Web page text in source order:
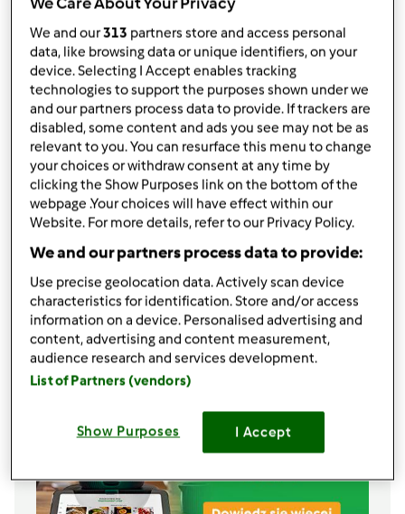
3jajka
10g proszku do pieczenia
450g mrożonego szpinaku
200gmąki tortowej
200gcukru
masa:
500g śmietany kremowej 30%
śmietanfix
1cukier waniliowy
dodatki:
pestki z owocu granatu
płatki czekoladowe
Lista zakupów
We and our313 partners store and access personal
data, like browsing data or unique identifiers, on your
device. Selecting I Accept enables tracking
technologies to support the purposes shown under we
and our partners process data to provide. If trackers are
disabled, some content and ads you see may not be as
relevant to you. You can resurface this menu to change
your choices or withdraw consent at any time by
clicking the Show Purposes link on the bottom of the
webpage .Your choices will have effect within our
Website. For more details, refer to our Privacy Policy.
We and our partners process data to provide:
Use precise geolocation data. Actively scan device
characteristics for identification. Store and/or access
information on a device. Personalised advertising and
content, advertising and content measurement,
audience research and services development.
List of Partners (vendors)
Show Purposes I Accept